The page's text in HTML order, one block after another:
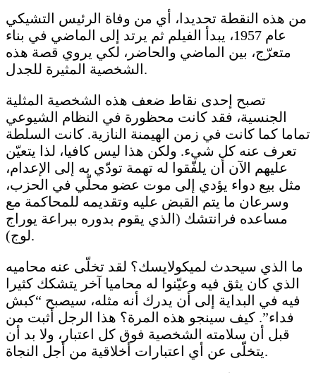
من هذه النقطة تحديدا، أي من وفاة الرئيس التشيكي
عام 1957، يبدأ الفيلم ثم يرتد إلى الماضي في بناء
متعرّج، بين الماضي والحاضر، لكي يروي قصة هذه
الشخصية المثيرة للجدل.
تصبح إحدى نقاط ضعف هذه الشخصية المثلية
الجنسية، فقد كانت محظورة في النظام الشيوعي
تماما كما كانت في زمن الهيمنة النازية. كانت السلطة
تعرف عنه كل شيء. ولكن هذا ليس كافيا، لذا يتعيّن
عليهم الآن أن يلفّقوا له تهمة تودّي به إلى الإعدام،
مثل بيع دواء يؤدي إلى موت عضو محلّي في الحزب،
وسرعان ما يتم القبض عليه وتقديمه للمحاكمة مع
مساعده فرانتشك (الذي يقوم بدوره ببراعة يوراج
لوج).
ما الذي سيحدث لميكولايسك؟ لقد تخلّى عنه محاميه
الذي كان يثق فيه وعيّنوا له محاميا آخر يتشكك كثيرا
فيه في البداية إلى أن يدرك أنه مثله، سيصبح “كبش
فداء”. كيف سينجو هذه المرة؟ هذا الرجل أثبت من
قبل أن سلامته الشخصية فوق كل اعتبار، ولا بد أن
يتخلّى عن أي اعتبارات أخلاقية من أجل النجاة.